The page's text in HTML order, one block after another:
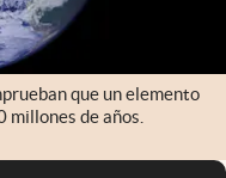
que un elemento
de años.